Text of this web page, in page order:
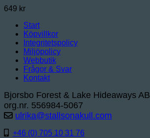
649 kr
Start
Köpvillkor
Integritetspolicy
Miljöpolicy
Webbutik
Frågor & Svar
Kontakt
Bjorsbo Forest & Lake Hideaways AB
org.nr. 556984-5067
ulrika@stallsonakull.com
+46 (0) 705 10 31 76